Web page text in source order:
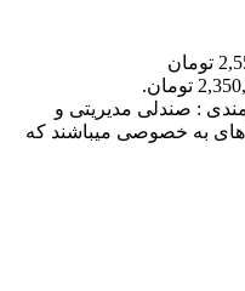
قیمت اصلی: 2,550,000 تومان
: صندلی مدیریتی و
به خصوصی میباشند که